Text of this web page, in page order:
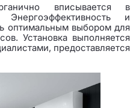
вписывается в
и
оптимальным выбором для
Установка выполняется
предоставляется